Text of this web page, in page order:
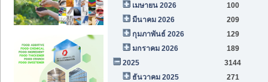
เมษายน 2026
100
มีนาคม 2026
209
กุมภาพันธ์ 2026
129
มกราคม 2026
189
2025
3144
ธันวาคม 2025
271